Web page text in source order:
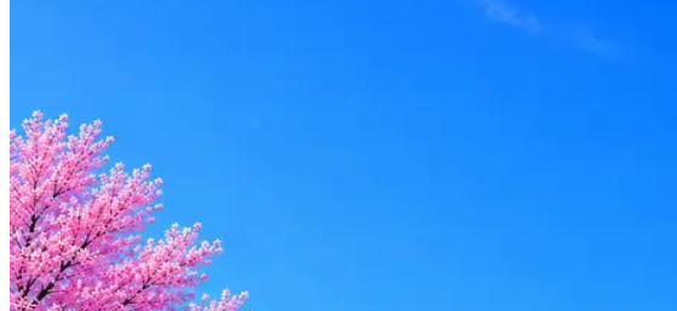
AI-адаптация отклика под вакансию
AI генерация сопроводительных писем
4 990 ₽/мес
Купить доступ